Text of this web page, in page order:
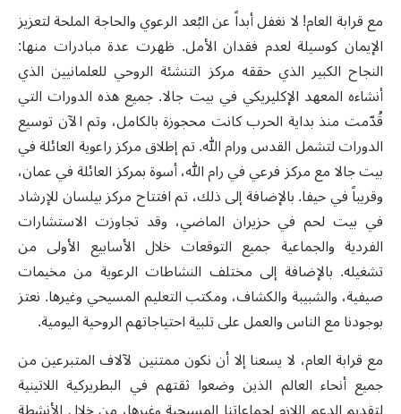
مع قرابة العام! لا نغفل أبداً عن البُعد الرعوي والحاجة الملحة لتعزيز
الإيمان كوسيلة لعدم فقدان الأمل. ظهرت عدة مبادرات منها:
النجاح الكبير الذي حققه مركز التنشئة الروحي للعلمانيين الذي
أنشاءه المعهد الإكليريكي في بيت جالا. جميع هذه الدورات التي
قُدّمت منذ بداية الحرب كانت محجوزة بالكامل، وتم الآن توسيع
الدورات لتشمل القدس ورام الله. تم إطلاق مركز راعوية العائلة في
بيت جالا مع مركز فرعي في رام الله، أسوة بمركز العائلة في عمان،
وقريباً في حيفا. بالإضافة إلى ذلك، تم افتتاح مركز بيلسان للإرشاد
في بيت لحم في حزيران الماضي، وقد تجاوزت الاستشارات
الفردية والجماعية جميع التوقعات خلال الأسابيع الأولى من
تشغيله. بالإضافة إلى مختلف النشاطات الرعوية من مخيمات
صيفية، والشبيبة والكشاف، ومكتب التعليم المسيحي وغيرها. نعتز
بوجودنا مع الناس والعمل على تلبية احتياجاتهم الروحية اليومية.
مع قرابة العام، لا يسعنا إلا أن نكون ممتنين لآلاف المتبرعين من
جميع أنحاء العالم الذين وضعوا ثقتهم في البطريركية اللاتينية